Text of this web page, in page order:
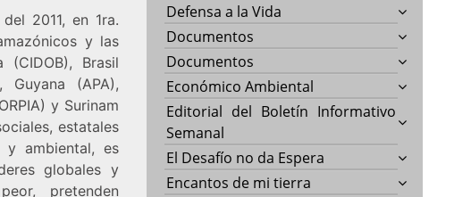
2011, en 1ra.
y las
Brasil
Guyana (APA),
y Surinam
estatales
y ambiental, es
globales y
pretenden
Defensa a la Vida
Documentos
Documentos
Económico Ambiental
Editorial del Boletín Informativo
Semanal
El Desafío no da Espera
Encantos de mi tierra